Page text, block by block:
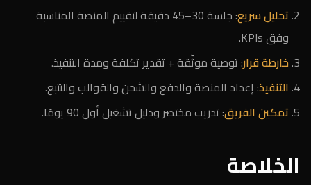
تحليل سريع
: جلسة 30–45 دقيقة لتقييم المنصة المناسبة
وفق KPIs.
خارطة قرار: توصية موثّقة + تقدير تكلفة ومدة التنفيذ.
التنفيذ: إعداد المنصة والدفع والشحن والقوالب والتتبع.
تمكين الفريق: تدريب مختصر ودليل تشغيل أول 90 يومًا.
الخلاصة